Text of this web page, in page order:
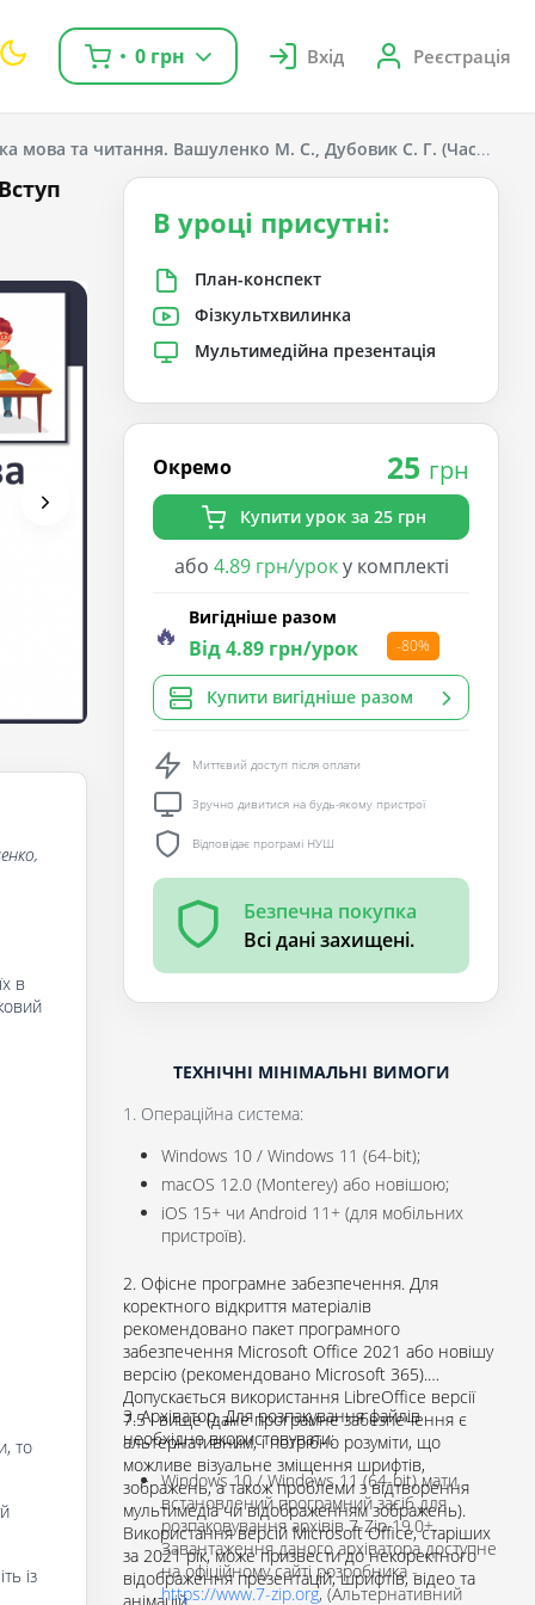
0 грн Вхід Реєстрація
мова та читання. Вашуленко М. С., Дубовик С. Г. (Частина
в
то
із
В уроці присутні:
План-конспект
Фізкультхвилинка
Мультимедійна презентація
Окремо 25 грн
Купити урок за 25 грн
або 4.89 грн/уроку комплекті
🔥 Вигідніше разом
Від 4.89 грн/урок -80%
Купити вигідніше разом
Миттєвий доступ після оплати
Зручно дивитися на будь-якому пристрої
Відповідає програмі НУШ
Безпечна покупка
Всі дані захищені.
ТЕХНІЧНІ МІНІМАЛЬНІ ВИМОГИ
1. Операційна система:
Windows 10 / Windows 11 (64-bit);
macOS 12.0 (Monterey) або новішою;
iOS 15+ чи Android 11+ (для мобільних
пристроїв).
2. Офісне програмне забезпечення. Для
коректного відкриття матеріалів
рекомендовано пакет програмного
забезпечення Microsoft Office 2021 або новішу
версію (рекомендовано Microsoft 365).
Допускається використання LibreOffice версії
7.5 і вище (дане програмне забезпечення є
альтернативним, і потрібно розуміти, що
можливе візуальне зміщення шрифтів,
зображень, а також проблеми з відтворення
мультимедіа чи відображенням зображень).
Використання версій Microsoft Office, старіших
за 2021 рік, може призвести до некоректного
відображення презентацій, шрифтів, відео та
3. Архіватор. Для розпакування файлів
необхідно вкористовувати:
Windows 10 / Windows 11 (64-bit) мати
встановлений програмний засіб для
розпаковування архівів 7-Zip 19.0+.
Завантаження даного архіватора доступне
на офіційному сайті розробника -
https://www.7-zip.org, (Альтернативний